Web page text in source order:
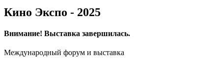
Кино Экспо - 2025
Внимание! Выставка завершилась.
Международный форум и выставка